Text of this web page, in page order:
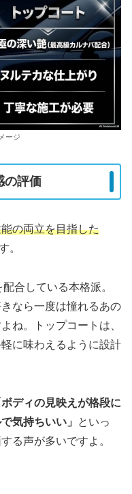
ージ
の評価
の両立を目指した
。
合している本格派。
なら一度は憧れるあの
ね。トップコートは、
に味わえるように設計
ボディの見映えが格段に
気持ちいい」
といっ
る声が多いですよ。